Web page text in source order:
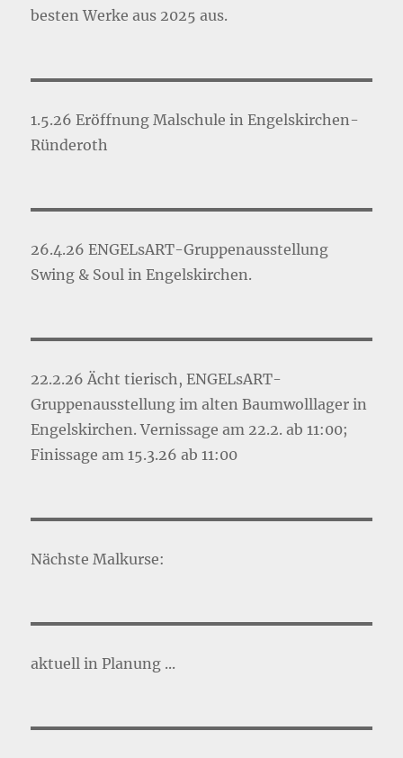
besten Werke aus 2025 aus.
1.5.26 Eröffnung Malschule in Engelskirchen-
Ründeroth
26.4.26 ENGELsART-Gruppenausstellung
Swing & Soul in Engelskirchen.
22.2.26 Ächt tierisch, ENGELsART-
Gruppenausstellung im alten Baumwolllager in
Engelskirchen. Vernissage am 22.2. ab 11:00;
Finissage am 15.3.26 ab 11:00
Nächste Malkurse:
aktuell in Planung ...